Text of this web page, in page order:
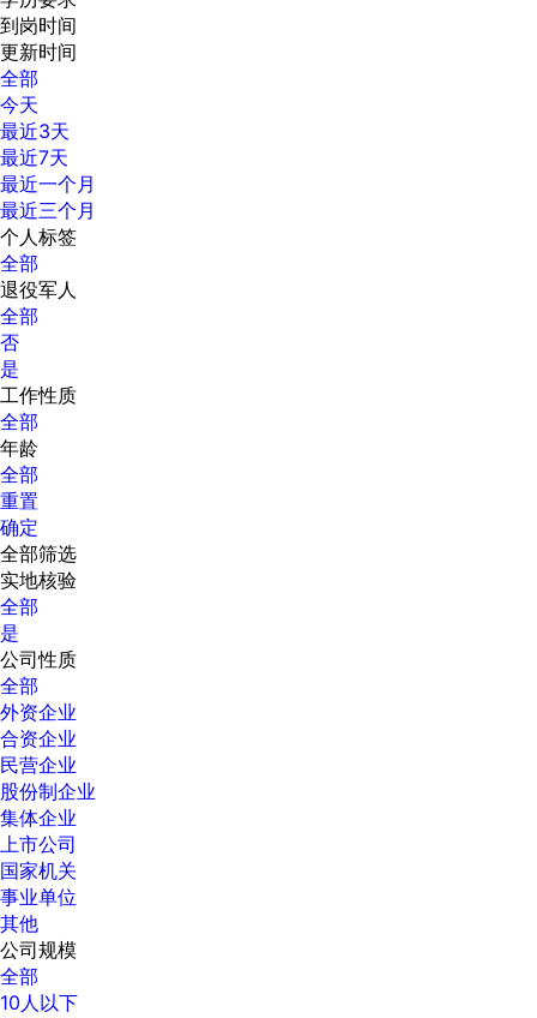
到岗时间
更新时间
全部
今天
最近3天
最近7天
最近一个月
最近三个月
个人标签
全部
退役军人
全部
否
是
工作性质
全部
年龄
全部
重置
确定
全部筛选
实地核验
全部
是
公司性质
全部
外资企业
合资企业
民营企业
股份制企业
集体企业
上市公司
国家机关
事业单位
其他
公司规模
全部
10人以下